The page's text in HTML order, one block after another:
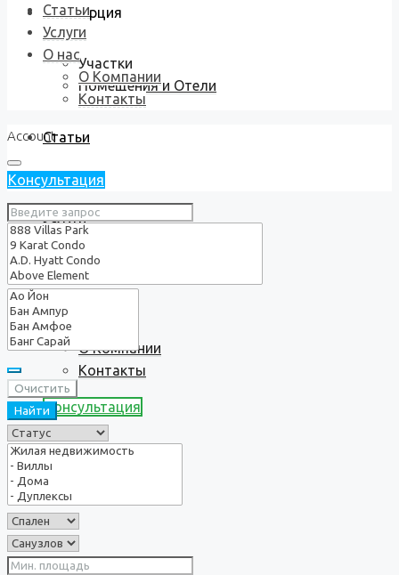
Коммерция
Участки
Помещения и Отели
Статьи
Услуги
О нас
О Компании
Контакты
Консультация
Статьи
Услуги
О нас
О Компании
Контакты
Account
Консультация
Очистить
Найти